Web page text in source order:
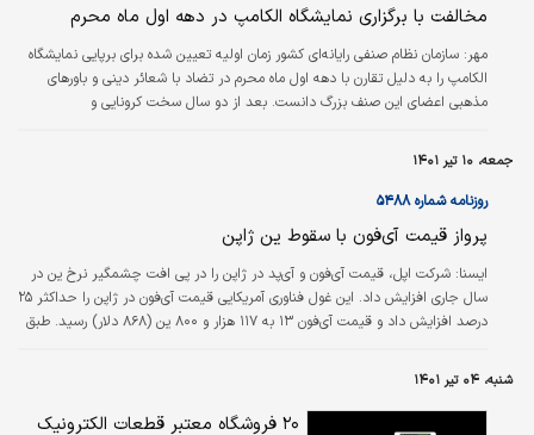
مخالفت با برگزاری نمایشگاه الکامپ در دهه اول ماه محرم
مهر: سازمان نظام صنفی رایانه‌ای کشور زمان اولیه تعیین شده برای برپایی نمایشگاه
الکامپ را به دلیل تقارن با دهه اول ماه محرم در تضاد با شعائر دینی و باورهای
مذهبی اعضای این صنف بزرگ دانست. بعد از دو سال سخت کرونایی و
که به لطف الهی، شرایط پایداری در کشور حاکم است، بدون تردید اعضای صنف
فناوری اطلاعات و ارتباطات کشور بی‌صبرانه منتظر برپایی نمایشگاه الکامپ هستند تا
بستری برای ارائه دستاوردها و معرفی توانمندی‌های خود داشته…
جمعه، ۱۰ تیر ۱۴۰۱
روزنامه شماره ۵۴۸۸
پرواز قیمت آی‌فون با سقوط ین ژاپن
ايسنا: شرکت اپل، قیمت آی‌فون و آی‌پد در ژاپن را در پی افت چشمگیر نرخ ین در
سال جاری افزایش داد. این غول فناوری آمریکایی قیمت آی‌فون در ژاپن را حداکثر ۲۵
درصد افزایش داد و قیمت آی‌فون ۱۳ به ۱۱۷ هزار و ۸۰۰ ین (۸۶۸ دلار) رسید. طبق
شنبه، ۰۴ تیر ۱۴۰۱
۲۰ فروشگاه معتبر قطعات الکترونیک